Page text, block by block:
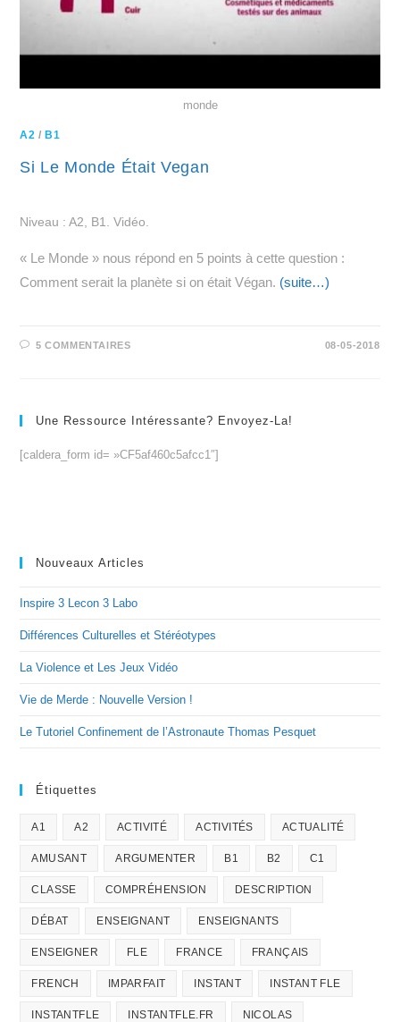
monde
A2 /B1
Si Le Monde Était Vegan
Niveau : A2, B1. Vidéo.
« Le Monde » nous répond en 5 points à cette question :
Comment serait la planète si on était Végan. (suite…)
5 COMMENTAIRES 08-05-2018
Une Ressource Intéressante? Envoyez-La!
[caldera_form id= »CF5af460c5afcc1″]
Nouveaux Articles
Inspire 3 Lecon 3 Labo
Différences Culturelles et Stéréotypes
La Violence et Les Jeux Vidéo
Vie de Merde : Nouvelle Version !
Le Tutoriel Confinement de l’Astronaute Thomas Pesquet
Étiquettes
A1 A2 ACTIVITÉ ACTIVITÉS ACTUALITÉ
AMUSANT ARGUMENTER B1 B2 C1
CLASSE COMPRÉHENSION DESCRIPTION
DÉBAT ENSEIGNANT ENSEIGNANTS
ENSEIGNER FLE FRANCE FRANÇAIS
FRENCH IMPARFAIT INSTANT INSTANT FLE
INSTANTFLE INSTANTFLE.FR NICOLAS